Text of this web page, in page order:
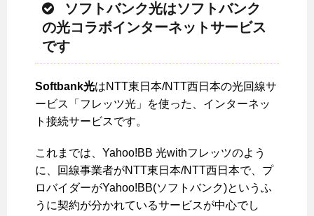
ソフトバンク光はソフトバンク
の光コラボインターネットサービス
です
Softbank光はNTT東日本/NTT西日本の光回線サ
ービス「フレッツ光」を使った、インターネッ
ト接続サービスです。
これまでは、Yahoo!BB 光withフレッツのよう
に、回線事業者がNTT東日本/NTT西日本で、プ
ロバイダーがYahoo!BB(ソフトバンク)というふ
うに契約が分かれているサービスが中心でし